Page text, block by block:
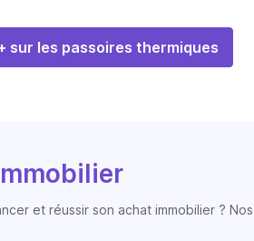
sur les passoires thermiques
et réussir son achat immobilier ?